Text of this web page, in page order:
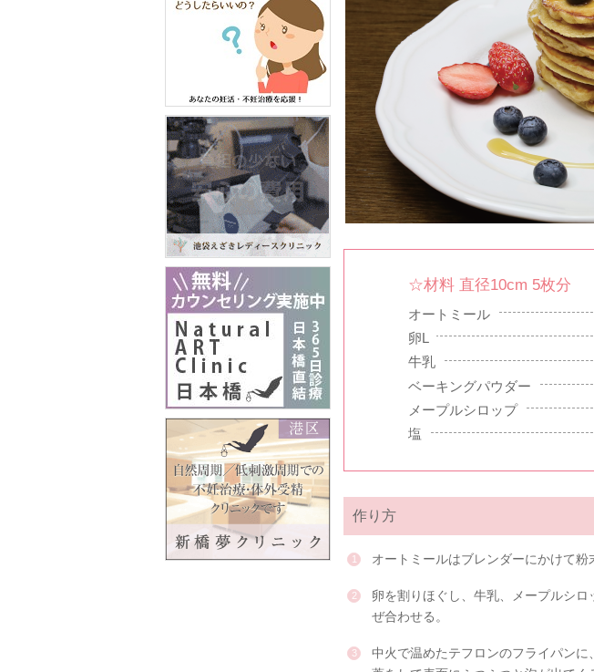
☆材料 直径10cm 5枚分
オートミール
卵L
牛乳
ベーキングパウダー
メープルシロップ
塩
作り方
オートミールはブレンダーにかけて粉
卵を割りほぐし、牛乳、メープルシ
ぜ合わせる。
中火で温めたテフロンのフライパンに